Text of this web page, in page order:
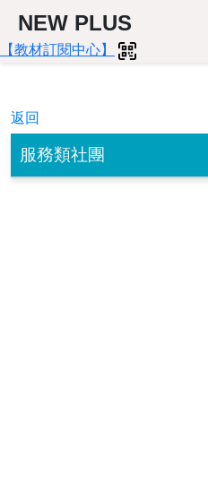
NEW PLUS
【教材訂閱中心】
返回
服務類社團